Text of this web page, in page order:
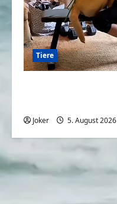
Tiere
Joker 5. August 2026